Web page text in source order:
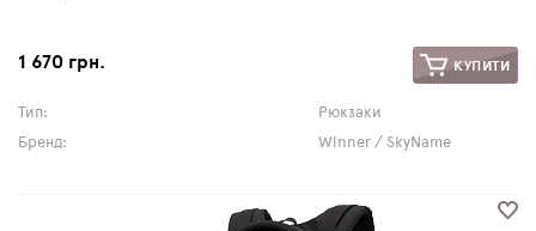
1 670 грн. КУПИТИ
Тип:
Рюкзаки
Бренд:
Winner / SkyName